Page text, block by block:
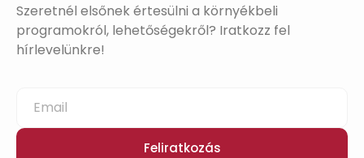
Szeretnél elsőnek értesülni a környékbeli
programokról, lehetőségekről? Iratkozz fel
hírlevelünkre!
Feliratkozás